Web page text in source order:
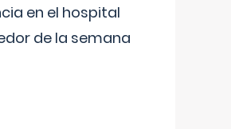
en el hospital
de la semana